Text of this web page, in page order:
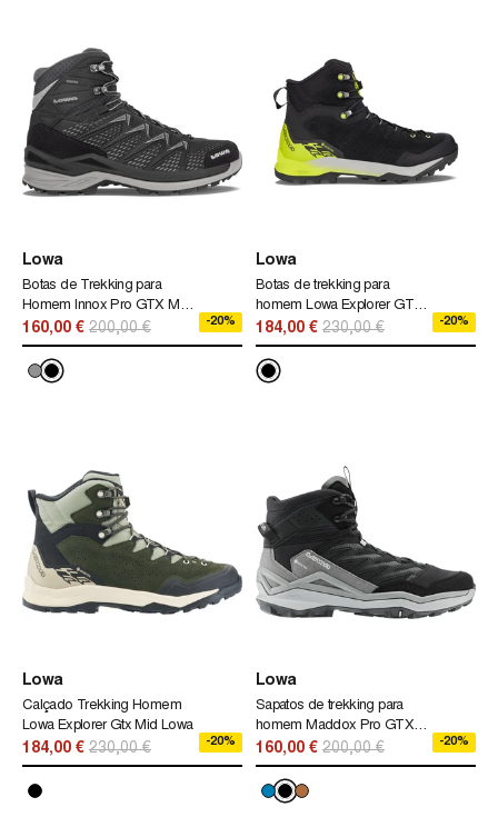
Lowa
Botas de Trekking para
Homem Innox Pro GTX Mid
Lowa Pretas
160,00 € 200,00 € -20%
Lowa
Botas de trekking para
homem Lowa Explorer GTX
Mid, pretas
184,00 € 230,00 € -20%
Lowa
Calçado Trekking Homem
Lowa Explorer Gtx Mid Lowa
184,00 € 230,00 € -20%
Lowa
Sapatos de trekking para
homem Maddox Pro GTX
Mid Lowa, pretos.
160,00 € 200,00 € -20%